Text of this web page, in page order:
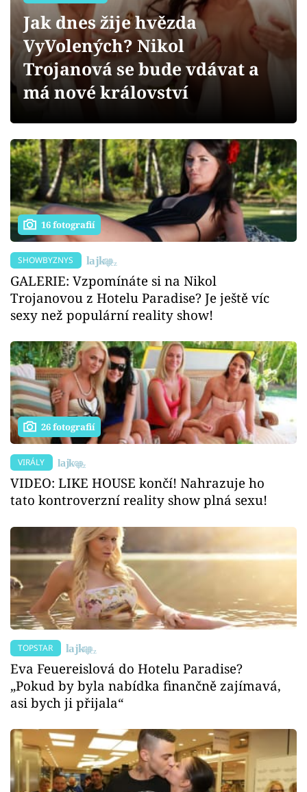
Videa
Sledujte prima+
Sledujte nás
Jak dnes žije hvězda
VyVolených? Nikol
Trojanová se bude vdávat a
má nové království
16 fotografií
SHOWBYZNYS
GALERIE: Vzpomínáte si na Nikol
Trojanovou z Hotelu Paradise? Je ještě víc
sexy než populární reality show!
26 fotografií
VIRÁLY
VIDEO: LIKE HOUSE končí! Nahrazuje ho
tato kontroverzní reality show plná sexu!
TOPSTAR
Eva Feuereislová do Hotelu Paradise?
„Pokud by byla nabídka finančně zajímavá,
asi bych ji přijala“